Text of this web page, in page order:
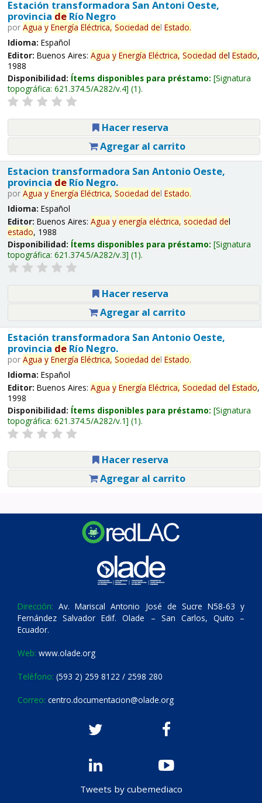
Estación transformadora San Antoni Oeste,
provincia deRío Negro
por Agua y Energía Eléctrica, Sociedad del Estado.
Idioma: Español
Editor: Buenos Aires: Agua y Energía Eléctrica, Sociedad del Estado,
1988
Disponibilidad: Ítems disponibles para préstamo: Signatura
topográfica: 621.374.5/A282/v.4 (1).
Hacer reserva
Agregar al carrito
Estacion transformadora San Antonio Oeste,
provincia deRío Negro.
por Agua y Energía Eléctrica, Sociedad del Estado.
Idioma: Español
Editor: Buenos Aires: Agua y energía eléctrica, sociedad del
estado, 1988
Disponibilidad: Ítems disponibles para préstamo: Signatura
topográfica: 621.374.5/A282/v.3 (1).
Hacer reserva
Agregar al carrito
Estación transformadora San Antonio Oeste,
provincia deRío Negro.
por Agua y Energía Eléctrica, Sociedad del Estado.
Idioma: Español
Editor: Buenos Aires: Agua y Energía Eléctrica, Sociedad del Estado,
1998
Disponibilidad: Ítems disponibles para préstamo: Signatura
topográfica: 621.374.5/A282/v.1 (1).
Hacer reserva
Agregar al carrito
Dirección: Av. Mariscal Antonio José de Sucre N58-63 y
Fernández Salvador Edif. Olade – San Carlos, Quito –
Ecuador.
Web: www.olade.org
Teléfono: (593 2) 259 8122 / 2598 280
Correo: centro.documentacion@olade.org
Tweets by cubemediaco